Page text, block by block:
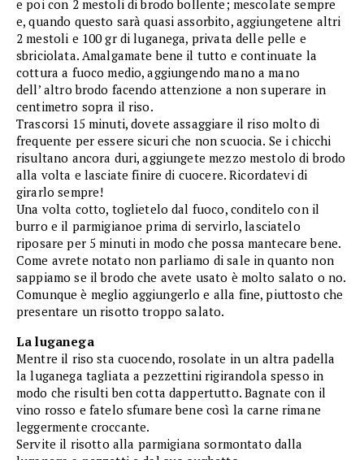
e poi con 2 mestoli di brodo bollente; mescolate sempre
e, quando questo sarà quasi assorbito, aggiungetene altri
2 mestoli e 100 gr di luganega, privata delle pelle e
sbriciolata. Amalgamate bene il tutto e continuate la
cottura a fuoco medio, aggiungendo mano a mano
dell’ altro brodo facendo attenzione a non superare in
centimetro sopra il riso.
Trascorsi 15 minuti, dovete assaggiare il riso molto di
frequente per essere sicuri che non scuocia. Se i chicchi
risultano ancora duri, aggiungete mezzo mestolo di brodo
alla volta e lasciate finire di cuocere. Ricordatevi di
girarlo sempre!
Una volta cotto, toglietelo dal fuoco, conditelo con il
burro e il parmigianoe prima di servirlo, lasciatelo
riposare per 5 minuti in modo che possa mantecare bene.
Come avrete notato non parliamo di sale in quanto non
sappiamo se il brodo che avete usato è molto salato o no.
Comunque è meglio aggiungerlo e alla fine, piuttosto che
presentare un risotto troppo salato.
La luganega
Mentre il riso sta cuocendo, rosolate in un altra padella
la luganega tagliata a pezzettini rigirandola spesso in
modo che risulti ben cotta dappertutto. Bagnate con il
vino rosso e fatelo sfumare bene così la carne rimane
leggermente croccante.
Servite il risotto alla parmigiana sormontato dalla